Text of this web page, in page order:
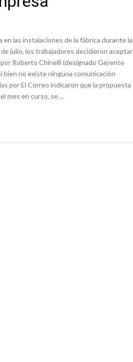
Quirquinchos
en las instalaciones de la fábrica durante la
julio, los trabajadores decidieron aceptar
Roberto Chinelli (designado Gerente
bien no existe ninguna comunicación
por El Correo indicaron que la propuesta
mes en curso, se …